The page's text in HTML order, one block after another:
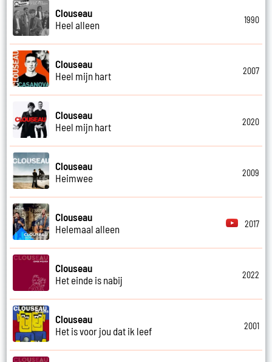
Clouseau
Heel alleen
1990
Clouseau
Heel mijn hart
2007
Clouseau
Heel mijn hart
2020
Clouseau
Heimwee
2009
Clouseau
Helemaal alleen
2017
Clouseau
Het einde is nabij
2022
Clouseau
Het is voor jou dat ik leef
2001